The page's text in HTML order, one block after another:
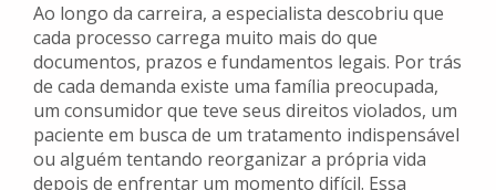
Ao longo da carreira, a especialista descobriu que
cada processo carrega muito mais do que
documentos, prazos e fundamentos legais. Por trás
de cada demanda existe uma família preocupada,
um consumidor que teve seus direitos violados, um
paciente em busca de um tratamento indispensável
ou alguém tentando reorganizar a própria vida
depois de enfrentar um momento difícil. Essa